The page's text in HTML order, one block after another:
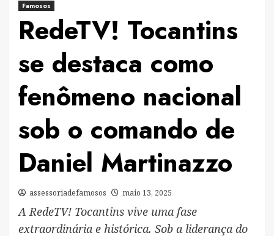
Famosos
RedeTV! Tocantins
se destaca como
fenômeno nacional
sob o comando de
Daniel Martinazzo
assessoriadefamosos maio 13, 2025
A RedeTV! Tocantins vive uma fase
extraordinária e histórica. Sob a liderança do